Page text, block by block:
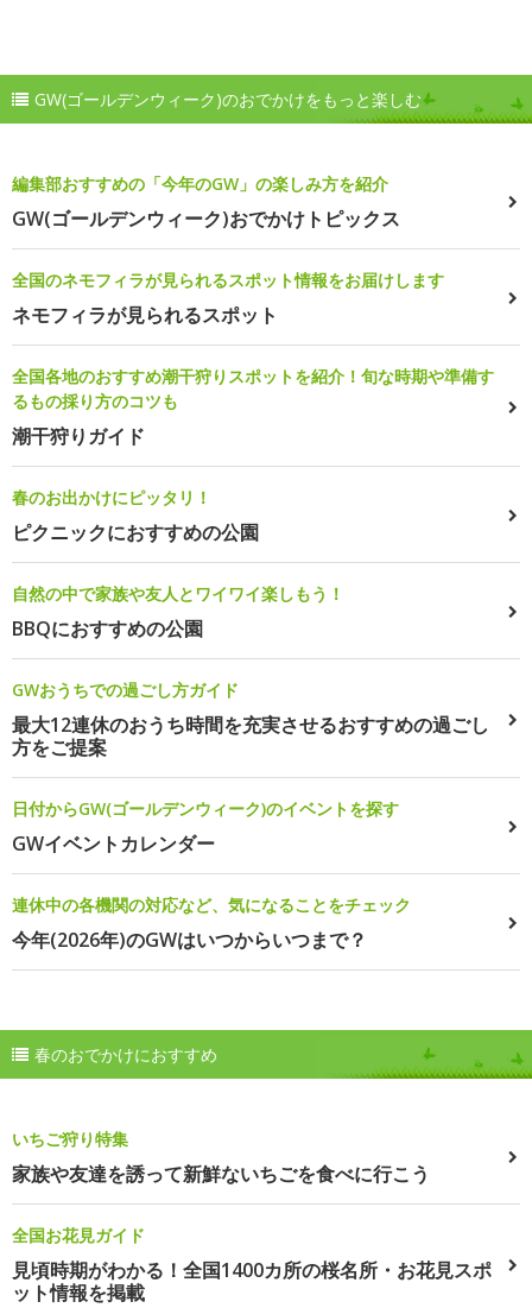
GW(ゴールデンウィーク)のおでかけをもっと楽しむ
編集部おすすめの「今年のGW」の楽しみ方を紹介
GW(ゴールデンウィーク)おでかけトピックス
全国のネモフィラが見られるスポット情報をお届けします
ネモフィラが見られるスポット
全国各地のおすすめ潮干狩りスポットを紹介！旬な時期や準備す
るもの採り方のコツも
潮干狩りガイド
春のお出かけにピッタリ！
ピクニックにおすすめの公園
自然の中で家族や友人とワイワイ楽しもう！
BBQにおすすめの公園
GWおうちでの過ごし方ガイド
最大12連休のおうち時間を充実させるおすすめの過ごし
方をご提案
日付からGW(ゴールデンウィーク)のイベントを探す
GWイベントカレンダー
連休中の各機関の対応など、気になることをチェック
今年(2026年)のGWはいつからいつまで？
春のおでかけにおすすめ
いちご狩り特集
家族や友達を誘って新鮮ないちごを食べに行こう
全国お花見ガイド
見頃時期がわかる！全国1400カ所の桜名所・お花見スポ
ット情報を掲載